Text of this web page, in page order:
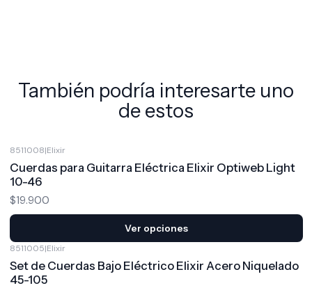
También podría interesarte uno
de estos
8511008|Elixir
Cuerdas para Guitarra Eléctrica Elixir Optiweb Light
10-46
$19.900
Ver opciones
8511005|Elixir
Set de Cuerdas Bajo Eléctrico Elixir Acero Niquelado
45-105